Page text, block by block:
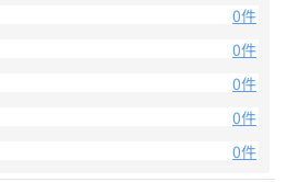
0件
0件
0件
0件
0件